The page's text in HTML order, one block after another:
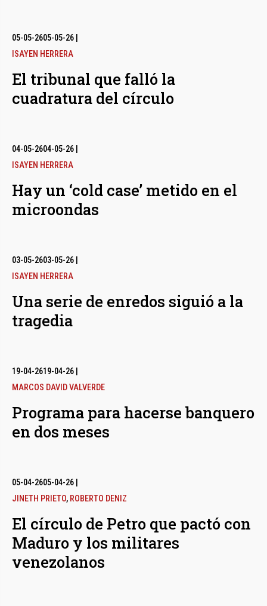
05-05-2605-05-26
ISAYEN HERRERA
El tribunal que falló la
cuadratura del círculo
04-05-2604-05-26
ISAYEN HERRERA
Hay un ‘cold case’ metido en el
microondas
03-05-2603-05-26
ISAYEN HERRERA
Una serie de enredos siguió a la
tragedia
19-04-2619-04-26
MARCOS DAVID VALVERDE
Programa para hacerse banquero
en dos meses
05-04-2605-04-26
JINETH PRIETO, ROBERTO DENIZ
El círculo de Petro que pactó con
Maduro y los militares
venezolanos